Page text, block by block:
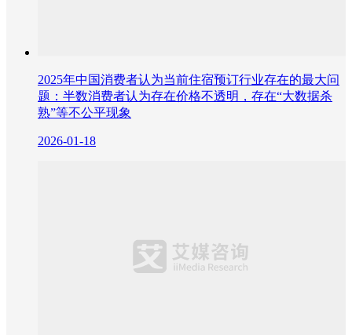
2025年中国消费者认为当前住宿预订行业存在的最大问
题：半数消费者认为存在价格不透明，存在“大数据杀
熟”等不公平现象
2026-01-18